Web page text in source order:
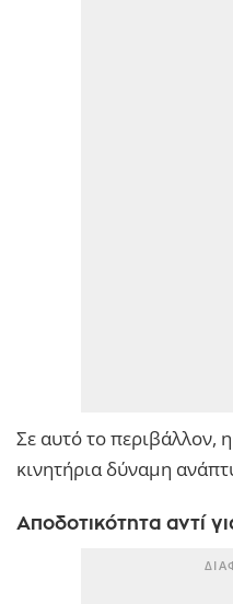
Σε αυτό το περιβάλλον,
κινητήρια δύναμη
Αποδοτικότητα αντί